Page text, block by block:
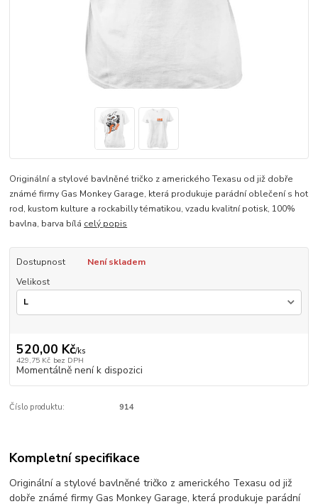
Originální a stylové bavlněné tričko z amerického Texasu od již dobře
známé firmy Gas Monkey Garage, která produkuje parádní oblečení s hot
rod, kustom kulture a rockabilly tématikou, vzadu kvalitní potisk, 100%
bavlna, barva bílá celý popis
Dostupnost
Není skladem
Velikost
520,00 Kč/ks
429,75 Kč bez DPH
Momentálně není k dispozici
Číslo produktu: 914
Kompletní specifikace
Originální a stylové bavlněné tričko z amerického Texasu od již
dobře známé firmy Gas Monkey Garage, která produkuje parádní